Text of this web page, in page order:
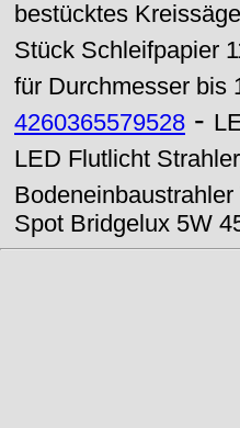
bestücktes
Stück Schleifpapier
für Durchmesser bis
4260365579528 -
LED Flutlicht
Spot Bridgelux 5W